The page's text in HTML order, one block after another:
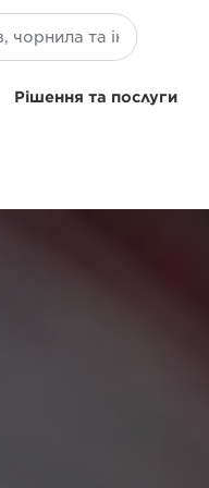
Рішення та послуги